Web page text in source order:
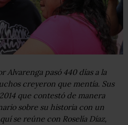
Alvarenga pasó 440 días a la
creyeron que mentía. Sus
que contestó de manera
sobre su historia con un
se reúne con Roselía Díaz,